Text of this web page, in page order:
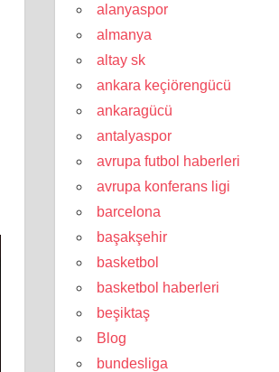
alanyaspor
almanya
altay sk
ankara keçiörengücü
ankaragücü
antalyaspor
avrupa futbol haberleri
avrupa konferans ligi
barcelona
başakşehir
basketbol
basketbol haberleri
beşiktaş
Blog
bundesliga